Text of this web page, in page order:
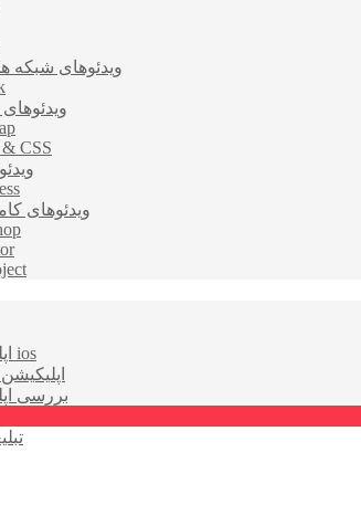
ویدئوهای شبکه
CSS
ویدئوهای
اپلیکیشن ios
بررسی